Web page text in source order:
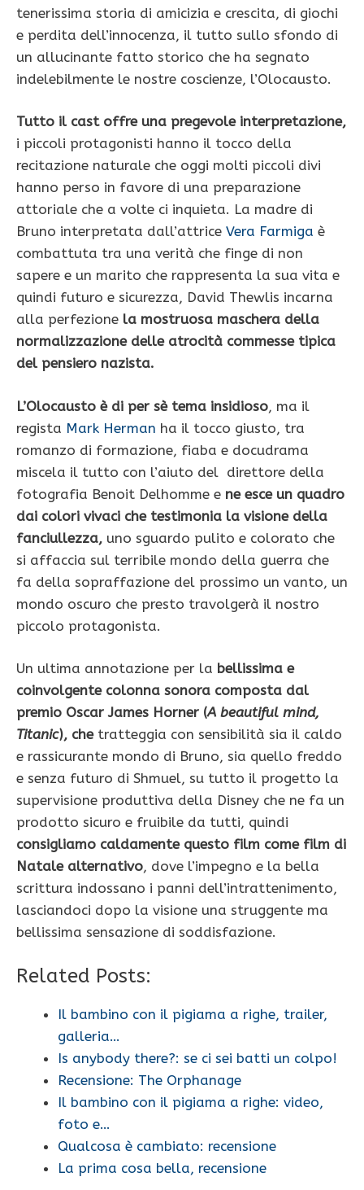
tenerissima storia di amicizia e crescita, di giochi
e perdita dell’innocenza, il tutto sullo sfondo di
un allucinante fatto storico che ha segnato
indelebilmente le nostre coscienze, l’Olocausto.
Tutto il cast offre una pregevole interpretazione,
i piccoli protagonisti hanno il tocco della
recitazione naturale che oggi molti piccoli divi
hanno perso in favore di una preparazione
attoriale che a volte ci inquieta. La madre di
Bruno interpretata dall’attrice Vera Farmiga è
combattuta tra una verità che finge di non
sapere e un marito che rappresenta la sua vita e
quindi futuro e sicurezza, David Thewlis incarna
alla perfezione la mostruosa maschera della
normalizzazione delle atrocità commesse tipica
del pensiero nazista.
L’Olocausto è di per sè tema insidioso, ma il
regista Mark Herman ha il tocco giusto, tra
romanzo di formazione, fiaba e docudrama
miscela il tutto con l’aiuto del direttore della
fotografia Benoit Delhomme e ne esce un quadro
dai colori vivaci che testimonia la visione della
fanciullezza, uno sguardo pulito e colorato che
si affaccia sul terribile mondo della guerra che
fa della sopraffazione del prossimo un vanto, un
mondo oscuro che presto travolgerà il nostro
piccolo protagonista.
Un ultima annotazione per la bellissima e
coinvolgente colonna sonora composta dal
premio Oscar James Horner (A beautiful mind,
Titanic), che tratteggia con sensibilità sia il caldo
e rassicurante mondo di Bruno, sia quello freddo
e senza futuro di Shmuel, su tutto il progetto la
supervisione produttiva della Disney che ne fa un
prodotto sicuro e fruibile da tutti, quindi
consigliamo caldamente questo film come film di
Natale alternativo, dove l’impegno e la bella
scrittura indossano i panni dell’intrattenimento,
lasciandoci dopo la visione una struggente ma
bellissima sensazione di soddisfazione.
Related Posts:
Il bambino con il pigiama a righe, trailer,
galleria…
Is anybody there?: se ci sei batti un colpo!
Recensione: The Orphanage
Il bambino con il pigiama a righe: video,
foto e…
Qualcosa è cambiato: recensione
La prima cosa bella, recensione